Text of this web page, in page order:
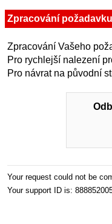
Zpracování
Zpracování Vašeho
Pro rychlejší nalezení
Pro návrat na původní
Your request could not be
Your support ID is: